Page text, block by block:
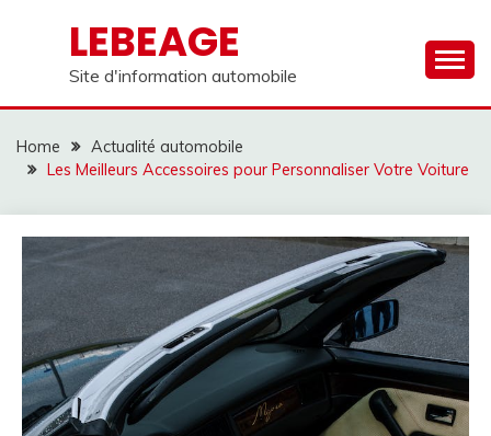
LEBEAGE
Site d'information automobile
Home
Actualité automobile
Les Meilleurs Accessoires pour Personnaliser Votre Voiture